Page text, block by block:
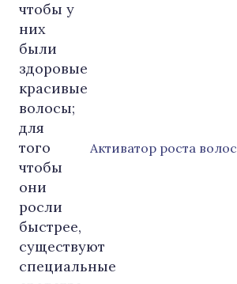
Активатор роста волос